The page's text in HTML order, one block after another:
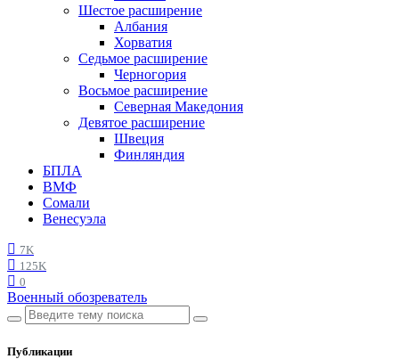
Шестое расширение
Албания
Хорватия
Седьмое расширение
Черногория
Восьмое расширение
Северная Македония
Девятое расширение
Швеция
Финляндия
БПЛА
ВМФ
Сомали
Венесуэла
7K
125K
0
Военный обозреватель
Публикации